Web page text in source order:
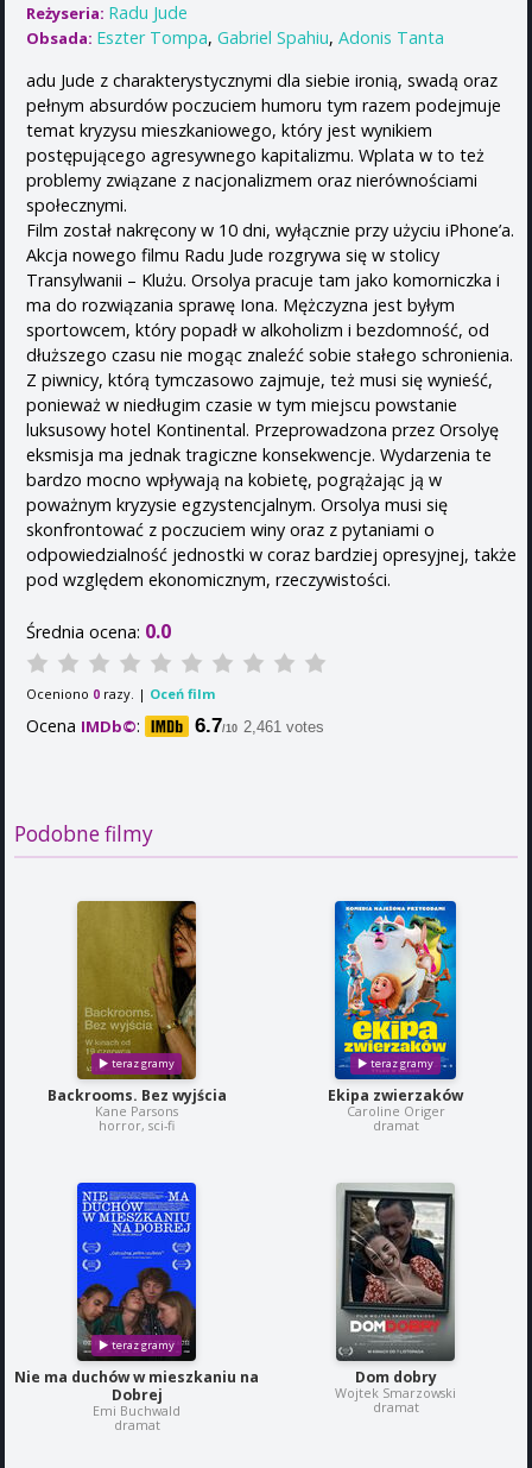
Reżyseria: Radu Jude
Obsada: Eszter Tompa, Gabriel Spahiu, Adonis Tanta
adu Jude z charakterystycznymi dla siebie ironią, swadą oraz
pełnym absurdów poczuciem humoru tym razem podejmuje
temat kryzysu mieszkaniowego, który jest wynikiem
postępującego agresywnego kapitalizmu. Wplata w to też
problemy związane z nacjonalizmem oraz nierównościami
społecznymi.
Film został nakręcony w 10 dni, wyłącznie przy użyciu iPhone’a.
Akcja nowego filmu Radu Jude rozgrywa się w stolicy
Transylwanii – Klużu. Orsolya pracuje tam jako komorniczka i
ma do rozwiązania sprawę Iona. Mężczyzna jest byłym
sportowcem, który popadł w alkoholizm i bezdomność, od
dłuższego czasu nie mogąc znaleźć sobie stałego schronienia.
Z piwnicy, którą tymczasowo zajmuje, też musi się wynieść,
ponieważ w niedługim czasie w tym miejscu powstanie
luksusowy hotel Kontinental. Przeprowadzona przez Orsolyę
eksmisja ma jednak tragiczne konsekwencje. Wydarzenia te
bardzo mocno wpływają na kobietę, pogrążając ją w
poważnym kryzysie egzystencjalnym. Orsolya musi się
skonfrontować z poczuciem winy oraz z pytaniami o
odpowiedzialność jednostki w coraz bardziej opresyjnej, także
pod względem ekonomicznym, rzeczywistości.
Średnia ocena: 0.0
Oceniono 0 razy. | Oceń film
Ocena IMDb©: 6.7/10 2,461 votes
Podobne filmy
Backrooms. Bez wyjścia
Kane Parsons
horror, sci-fi
Ekipa zwierzaków
Caroline Origer
dramat
Nie ma duchów w mieszkaniu na
Dobrej
Emi Buchwald
dramat
Dom dobry
Wojtek Smarzowski
dramat